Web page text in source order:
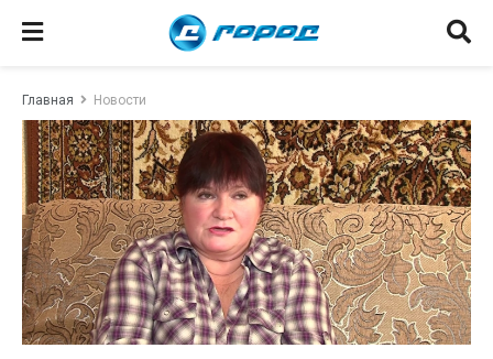
Главная Новости